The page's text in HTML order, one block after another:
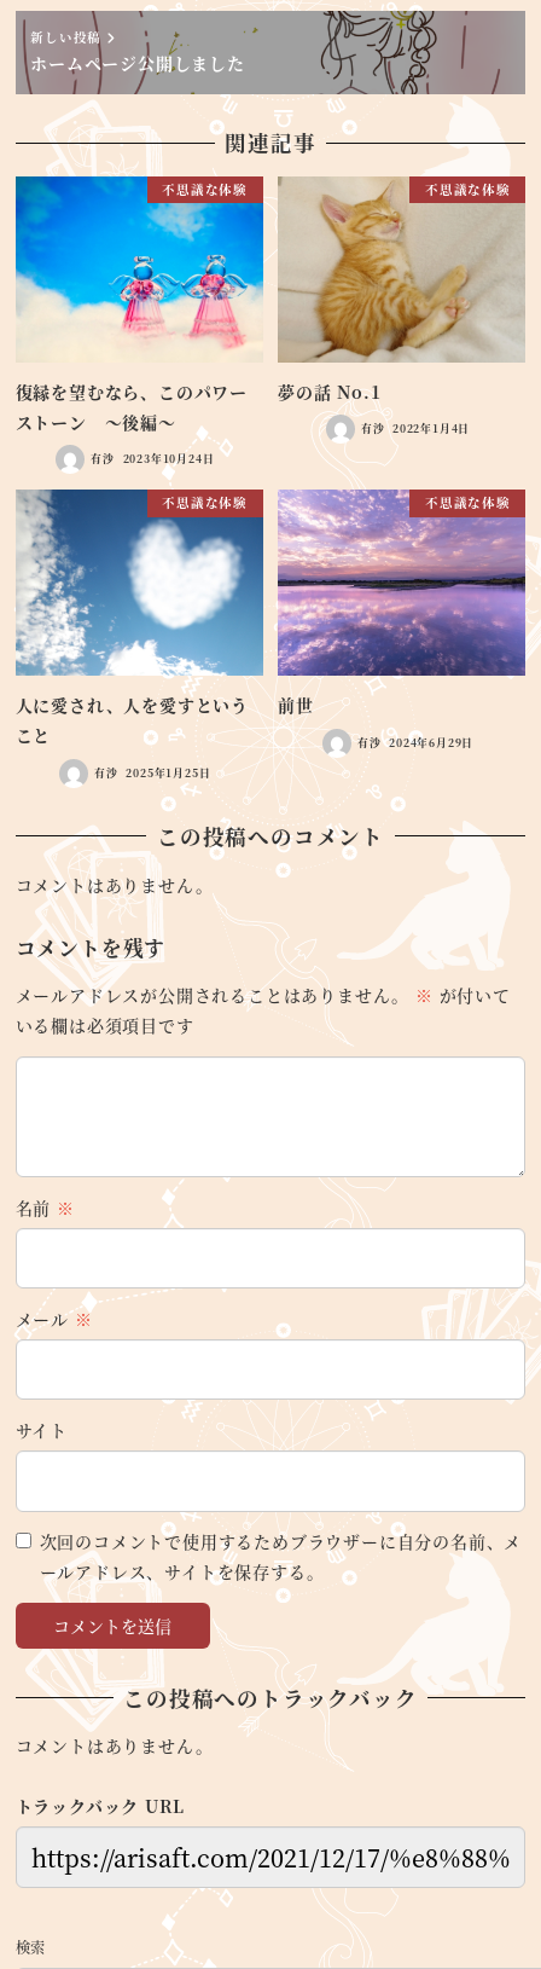
新しい投稿
ホームページ公開しました
関連記事
不思議な体験
復縁を望むなら、このパワー
ストーン ～後編～
有沙 2023年10月24日
不思議な体験
夢の話 No.1
有沙 2022年1月4日
不思議な体験
人に愛され、人を愛すという
こと
有沙 2025年1月25日
不思議な体験
前世
有沙 2024年6月29日
この投稿へのコメント
コメントはありません。
コメントを残す
メールアドレスが公開されることはありません。 ※ が付いて
いる欄は必須項目です
名前 ※
メール※
サイト
次回のコメントで使用するためブラウザーに自分の名前、メ
ールアドレス、サイトを保存する。
この投稿へのトラックバック
コメントはありません。
トラックバック URL
検索